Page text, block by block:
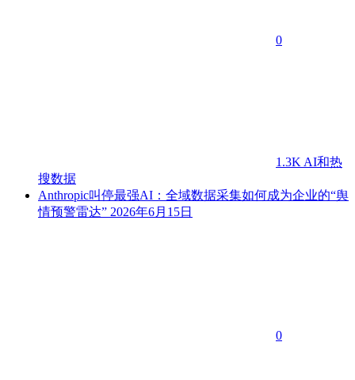
0
1.3K AI和热
搜数据
Anthropic叫停最强AI：全域数据采集如何成为企业的“舆
情预警雷达” 2026年6月15日
0